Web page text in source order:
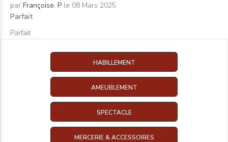
par Françoise. P le 08 Mars 2025
Parfait
Parfait
HABILLEMENT
AMEUBLEMENT
SPECTACLE
MERCERIE & ACCESSOIRES